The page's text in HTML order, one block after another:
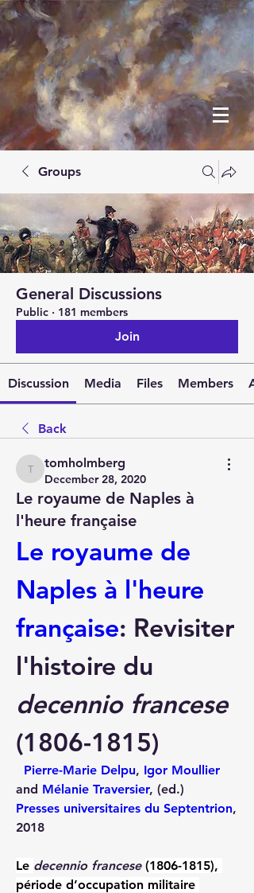
Groups
General Discussions
Public · 181 members
Join
Discussion Media Files Members
Back
tomholmberg
tomholmberg
December 28, 2020
Le royaume de Naples à
l'heure française
Le royaume de
Naples à l'heure
française: Revisiter
decennio francese
(1806-1815)
Pierre-Marie Delpu, Igor Moullier
and Mélanie Traversier, (ed.)
Presses universitaires du Septentrion,
2018
Le decennio francese (1806-1815),
période d’occupation militaire